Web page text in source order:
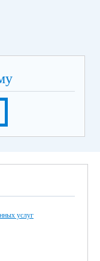
услуг